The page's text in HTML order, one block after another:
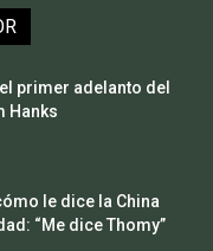
primer adelanto del
Hanks
le dice la China
“Me dice Thomy”